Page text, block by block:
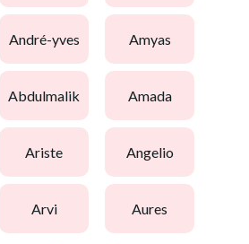
andré-yves amyas
abdulmalik amada
ariste angelio
arvi aures